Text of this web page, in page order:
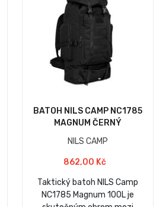
BATOH NILS CAMP NC1785
MAGNUM ČERNÝ
NILS CAMP
862,00 Kč
Taktický batoh NILS Camp
NC1785 Magnum 100L je